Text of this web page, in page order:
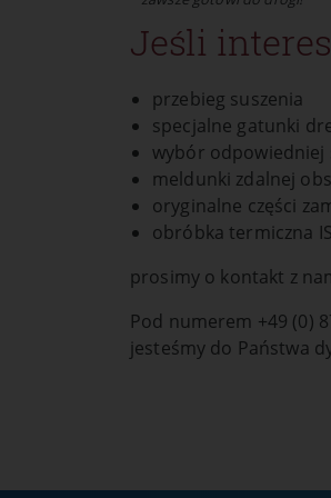
Jeśli
przebieg suszenia
specjalne gatunki
wybór odpowiedniej
meldunki zdalnej
oryginalne części
obróbka termiczna
prosimy o kontakt z
Pod numerem +49 (0)
jesteśmy do Państwa
przez